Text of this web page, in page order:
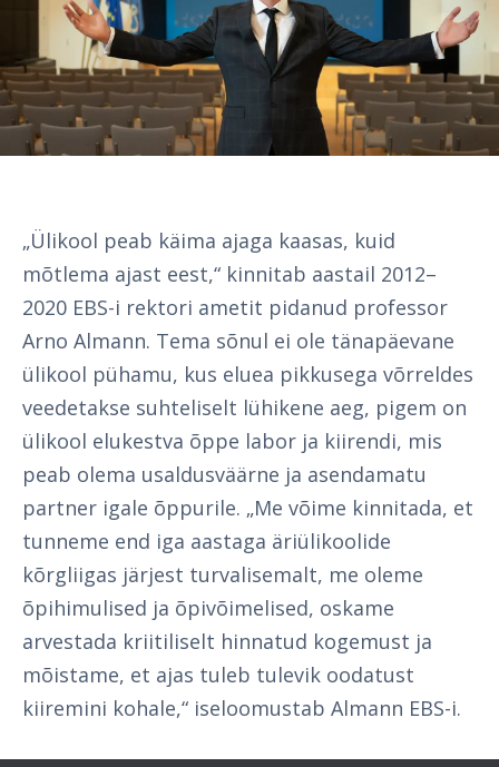
„Ülikool peab käima ajaga kaasas, kuid
mõtlema ajast eest,“ kinnitab aastail 2012–
2020 EBS-i rektori ametit pidanud professor
Arno Almann. Tema sõnul ei ole tänapäevane
ülikool pühamu, kus eluea pikkusega võrreldes
veedetakse suhteliselt lühikene aeg, pigem on
ülikool elukestva õppe labor ja kiirendi, mis
peab olema usaldusväärne ja asendamatu
partner igale õppurile. „Me võime kinnitada, et
tunneme end iga aastaga äriülikoolide
kõrgliigas järjest turvalisemalt, me oleme
õpihimulised ja õpivõimelised, oskame
arvestada kriitiliselt hinnatud kogemust ja
mõistame, et ajas tuleb tulevik oodatust
kiiremini kohale,“ iseloomustab Almann EBS-i.